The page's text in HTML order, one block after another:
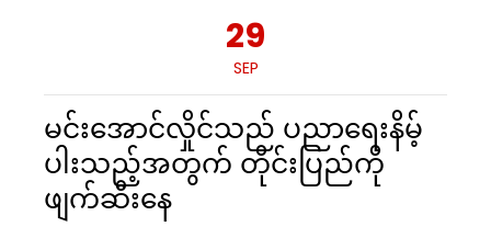
29
SEP
မင်းအောင်လှိုင်သည် ပညာရေးနိမ့်
ပါးသည့်အတွက် တိုင်းပြည်ကို
ဖျက်ဆီးနေ